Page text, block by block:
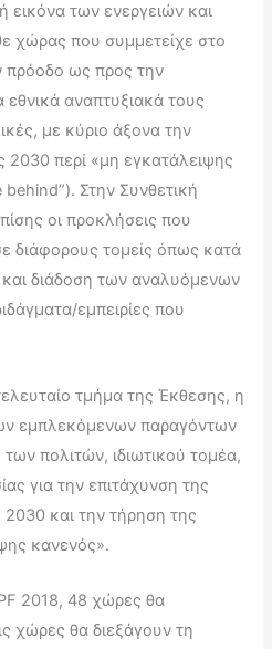
εικόνα των ενεργειών και
χώρας που συμμετείχε στο
πρόοδο ως προς την
αναπτυξιακά τους
με κύριο άξονα την
2030 περί «μη εγκατάλειψης
Στην Συνθετική
οι προκλήσεις που
διάφορους τομείς όπως κατά
διάδοση των αναλυόμενων
εμπειρίες που
τμήμα της Έκθεσης, η
εμπλεκόμενων παραγόντων
πολιτών, ιδιωτικού τομέα,
για την επιτάχυνση της
και την τήρηση της
κανενός».
2018, 48 χώρες θα
χώρες θα διεξάγουν τη